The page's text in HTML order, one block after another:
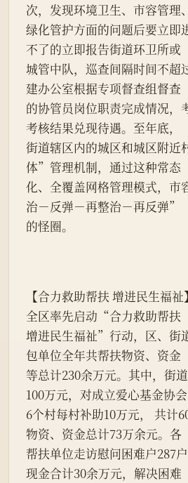
次，发现环境卫生、市容管理、
绿化管护方面的问题后要立即
不了的立即报告街道环卫所或
城管中队，巡查间隔时间不超
建办公室根据专项督查组督查
的协管员岗位职责完成情况，
考核结果兑现待遇。至年底，
街道辖区内的城区和城区附
体”管理机制，通过这种常态
化、全覆盖网格管理模式，
治－反弹－再整治－再反弹”
的怪圈。
【合力救助帮扶 增进民生福
全区率先启动“合力救助帮扶
增进民生福祉”行动，区、街
包单位全年共帮扶物资、资金
等总计230余万元。其中，街
100万元，对成立爱心基金协
6个村每村补助10万元， 共计
物资、资金总计73万余元。各
帮扶单位走访慰问困难户287
现金合计30余万元，解决困难